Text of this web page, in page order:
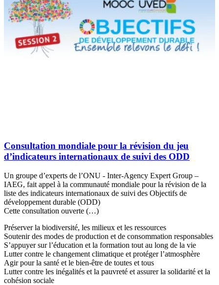
Consultation mondiale pour la révision du jeu
d’indicateurs internationaux de suivi des ODD
Un groupe d’experts de l’ONU - Inter-Agency Expert Group –
IAEG, fait appel à la communauté mondiale pour la révision de la
liste des indicateurs internationaux de suivi des Objectifs de
développement durable (ODD)
Cette consultation ouverte (…)
Préserver la biodiversité, les milieux et les ressources
Soutenir des modes de production et de consommation responsables
S’appuyer sur l’éducation et la formation tout au long de la vie
Lutter contre le changement climatique et protéger l’atmosphère
Agir pour la santé et le bien-être de toutes et tous
Lutter contre les inégalités et la pauvreté et assurer la solidarité et la
cohésion sociale